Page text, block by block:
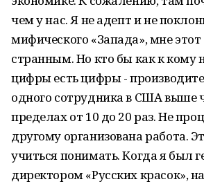
чем у нас. Я не адепт и не
мифического «Запада», мне
странным. Но кто бы как к кому
цифры есть цифры -
одного сотрудника в США выше
пределах от 10 до 20 раз. Не
другому организована работа.
учиться понимать. Когда я был
директором «Русских красок»,